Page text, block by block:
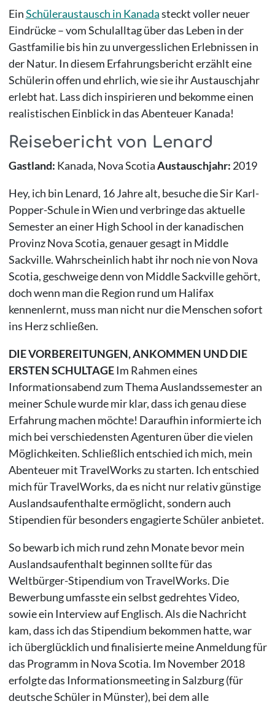
EinSchüleraustausch in Kanadasteckt voller neuer
Eindrücke – vom Schulalltag über das Leben in der
Gastfamilie bis hin zu unvergesslichen Erlebnissen in
der Natur. In diesem Erfahrungsbericht erzählt eine
Schülerin offen und ehrlich, wie sie ihr Austauschjahr
erlebt hat. Lass dich inspirieren und bekomme einen
realistischen Einblick in das Abenteuer Kanada!
Reisebericht von Lenard
Gastland: Kanada, Nova ScotiaAustauschjahr: 2019
Hey, ich bin Lenard, 16 Jahre alt, besuche die Sir Karl-
Popper-Schule in Wien und verbringe das aktuelle
Semester an einer High School in der kanadischen
Provinz Nova Scotia, genauer gesagt in Middle
Sackville. Wahrscheinlich habt ihr noch nie von Nova
Scotia, geschweige denn von Middle Sackville gehört,
doch wenn man die Region rund um Halifax
kennenlernt, muss man nicht nur die Menschen sofort
ins Herz schließen.
DIE VORBEREITUNGEN, ANKOMMEN UND DIE
ERSTEN SCHULTAGEIm Rahmen eines
Informationsabend zum Thema Auslandssemester an
meiner Schule wurde mir klar, dass ich genau diese
Erfahrung machen möchte! Daraufhin informierte ich
mich bei verschiedensten Agenturen über die vielen
Möglichkeiten. Schließlich entschied ich mich, mein
Abenteuer mit TravelWorks zu starten. Ich entschied
mich für TravelWorks, da es nicht nur relativ günstige
Auslandsaufenthalte ermöglicht, sondern auch
Stipendien für besonders engagierte Schüler anbietet.
So bewarb ich mich rund zehn Monate bevor mein
Auslandsaufenthalt beginnen sollte für das
Weltbürger-Stipendium von TravelWorks. Die
Bewerbung umfasste ein selbst gedrehtes Video,
sowie ein Interview auf Englisch. Als die Nachricht
kam, dass ich das Stipendium bekommen hatte, war
ich überglücklich und finalisierte meine Anmeldung für
das Programm in Nova Scotia. Im November 2018
erfolgte das Informationsmeeting in Salzburg (für
deutsche Schüler in Münster), bei dem alle